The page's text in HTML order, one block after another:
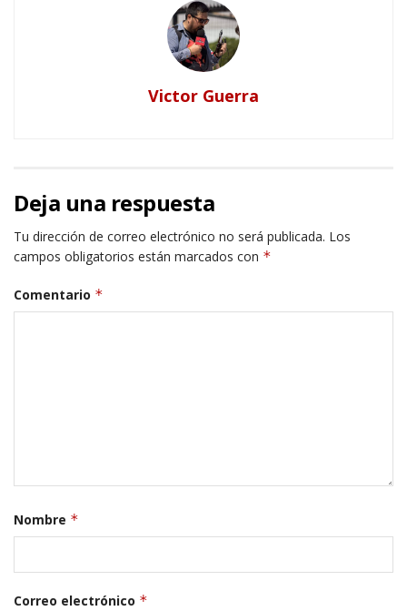
Victor Guerra
Deja una respuesta
Tu dirección de correo electrónico no será publicada. Los
campos obligatorios están marcados con *
Comentario *
Nombre *
Correo electrónico *